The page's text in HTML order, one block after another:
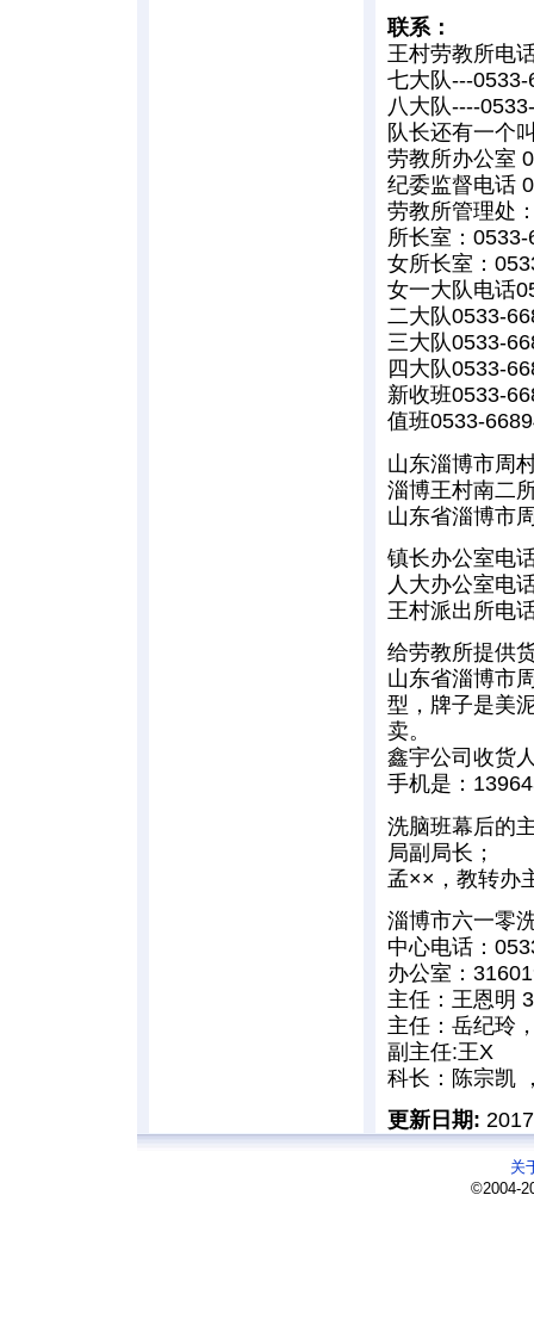
联系：
王村劳教所电
七大队---
八大队----
队长还有一个
劳教所办公室
纪委监督电话
劳教所管理处
所长室：
女所长室：
女一大队电话
二大队0533-
三大队0533-
四大队0533-
新收班0533-
值班0533-
山东淄博市周
淄博王村南二
山东省淄博市
镇长办公室电
人大办公室电
王村派出所电
给劳教所提供
山东省淄博市
型，牌子是美
卖。
鑫宇公司收货
手机是：
洗脑班幕后的
局副局长；
孟××，教转办
淄博市六一零
中心电话：
办公室：
主任：王恩明
主任：岳纪玲
副主任:王X
科长：陈宗凯
更新日期:
关
©2004-